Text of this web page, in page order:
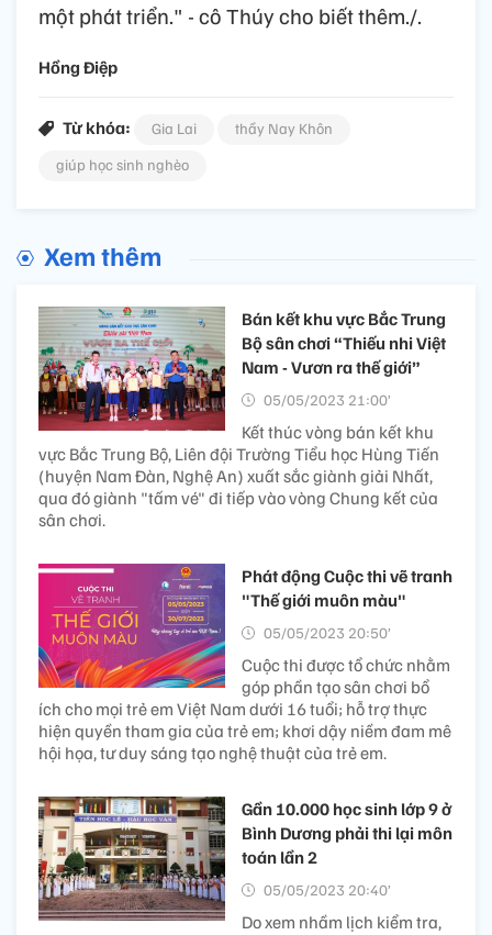
một phát triển." - cô Thúy cho biết thêm./.
Hồng Điệp
Từ khóa: Gia Lai
thầy Nay Khôn
giúp học sinh nghèo
Xem thêm
Bán kết khu vực Bắc Trung
Bộ sân chơi “Thiếu nhi Việt
Nam - Vươn ra thế giới”
05/05/2023 21:00’
Kết thúc vòng bán kết khu
vực Bắc Trung Bộ, Liên đội Trường Tiểu học Hùng Tiến
(huyện Nam Đàn, Nghệ An) xuất sắc giành giải Nhất,
qua đó giành "tấm vé" đi tiếp vào vòng Chung kết của
sân chơi.
Phát động Cuộc thi vẽ tranh
"Thế giới muôn màu"
05/05/2023 20:50’
Cuộc thi được tổ chức nhằm
góp phần tạo sân chơi bổ
ích cho mọi trẻ em Việt Nam dưới 16 tuổi; hỗ trợ thực
hiện quyền tham gia của trẻ em; khơi dậy niềm đam mê
hội họa, tư duy sáng tạo nghệ thuật của trẻ em.
Gần 10.000 học sinh lớp 9 ở
Bình Dương phải thi lại môn
toán lần 2
05/05/2023 20:40’
Do xem nhầm lịch kiểm tra,